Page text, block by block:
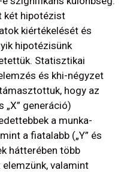
két hipotézist
kiértékelését és
hipotézisünk
Statisztikai
és khi-négyzet
hogy az
„X” generáció)
a munka-
a fiatalabb („Y” és
hátterében több
valamint